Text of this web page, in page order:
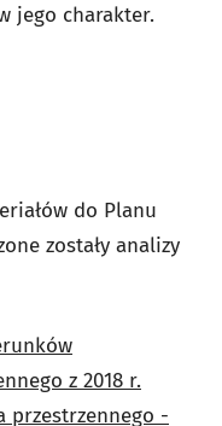
jego charakter.
do Planu
zostały analizy
z 2018 r.
przestrzennego -